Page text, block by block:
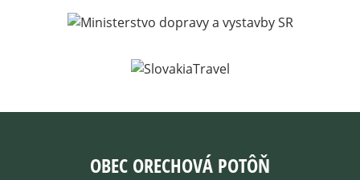
OBEC ORECHOVÁ POTÔŇ